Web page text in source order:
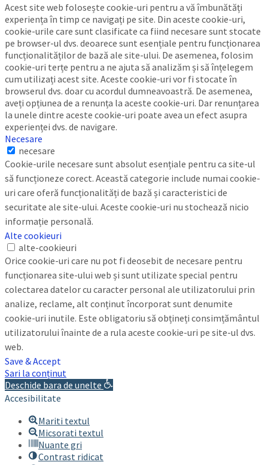
Acest site web folosește cookie-uri pentru a vă îmbunătăți
experiența în timp ce navigați pe site. Din aceste cookie-uri,
cookie-urile care sunt clasificate ca fiind necesare sunt stocate
pe browser-ul dvs. deoarece sunt esențiale pentru funcționarea
funcționalităților de bază ale site-ului. De asemenea, folosim
cookie-uri terțe pentru a ne ajuta să analizăm și să înțelegem
cum utilizați acest site. Aceste cookie-uri vor fi stocate în
browserul dvs. doar cu acordul dumneavoastră. De asemenea,
aveți opțiunea de a renunța la aceste cookie-uri. Dar renunțarea
la unele dintre aceste cookie-uri poate avea un efect asupra
experienței dvs. de navigare.
Necesare
necesare
Cookie-urile necesare sunt absolut esențiale pentru ca site-ul
să funcționeze corect. Această categorie include numai cookie-
uri care oferă funcționalități de bază și caracteristici de
securitate ale site-ului. Aceste cookie-uri nu stochează nicio
informație personală.
Alte cookieuri
alte-cookieuri
Orice cookie-uri care nu pot fi deosebit de necesare pentru
funcționarea site-ului web și sunt utilizate special pentru
colectarea datelor cu caracter personal ale utilizatorului prin
analize, reclame, alt conținut încorporat sunt denumite
cookie-uri inutile. Este obligatoriu să obțineți consimțământul
utilizatorului înainte de a rula aceste cookie-uri pe site-ul dvs.
web.
Save & Accept
Sari la conținut
Deschide bara de unelte
Accesibilitate
Mariti textul
Micsorati textul
Nuante gri
Contrast ridicat